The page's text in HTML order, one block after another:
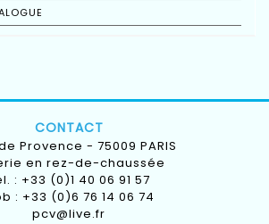
CONTACT
Provence - 75009 PARIS
en rez-de-chaussée
: +33 (0)1 40 06 91 57
: +33 (0)6 76 14 06 74
pcv@live.fr